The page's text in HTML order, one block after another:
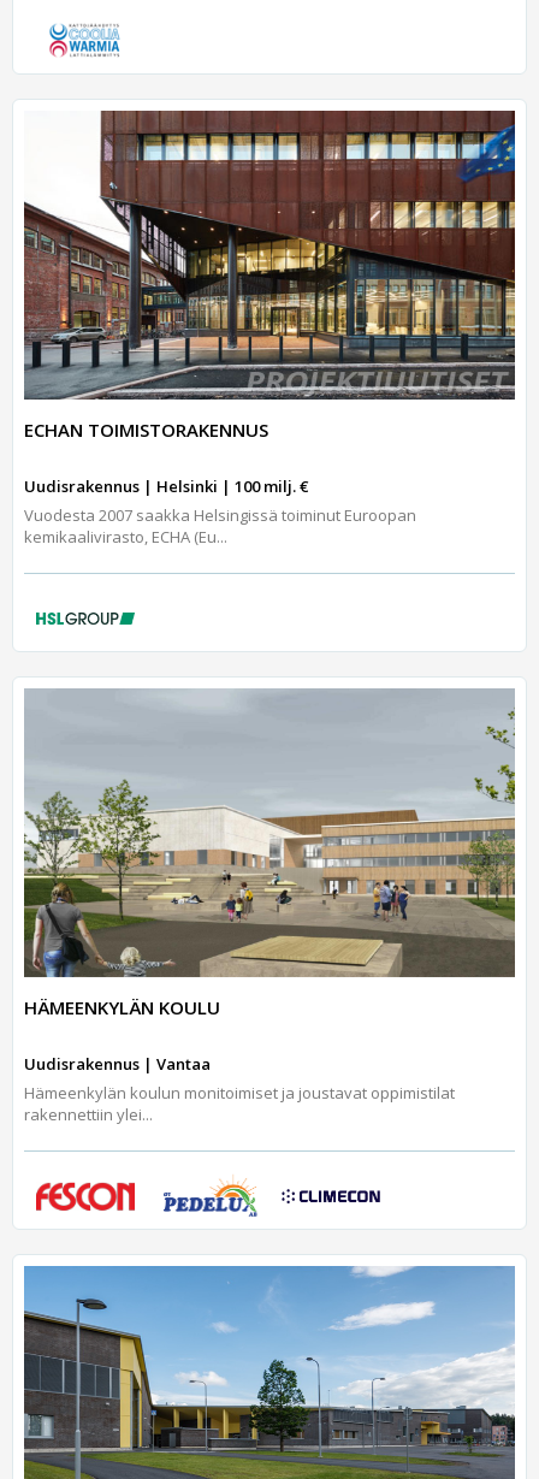
ECHAN TOIMISTORAKENNUS
Uudisrakennus | Helsinki | 100 milj. €
Vuodesta 2007 saakka Helsingissä toiminut Euroopan
kemikaalivirasto, ECHA (Eu...
HÄMEENKYLÄN KOULU
Uudisrakennus | Vantaa
Hämeenkylän koulun monitoimiset ja joustavat oppimistilat
rakennettiin ylei...